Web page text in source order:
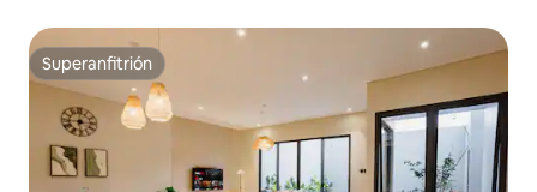
Superanfitrión
Superanfitrión